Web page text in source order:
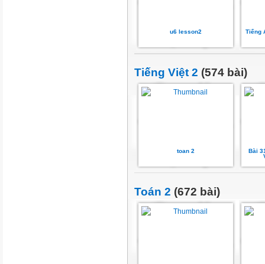
u6 lesson2 Tiếng
Tiếng Việt 2 (574 bài)
toan 2
Bài
Toán 2 (672 bài)